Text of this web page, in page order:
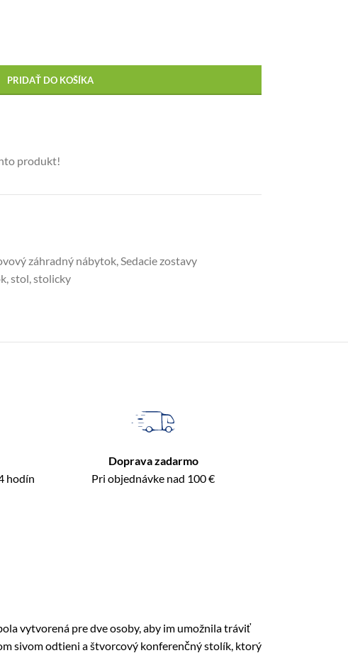
PRIDAŤ DO KOŠÍKA
produkt!
záhradný nábytok,Sedacie zostavy
,stol,stolicky
hodín
Doprava zadarmo
Pri objednávke nad 100 €
vytvorená pre dve osoby, aby im umožnila tráviť
sivom odtieni a štvorcový konferenčný stolík, ktorý